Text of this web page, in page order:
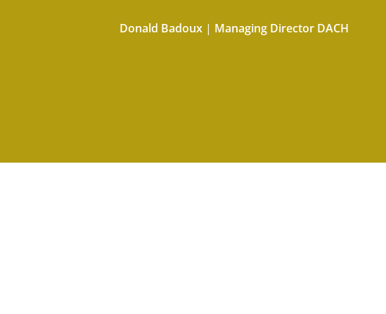
Donald Badoux| Managing Director DACH